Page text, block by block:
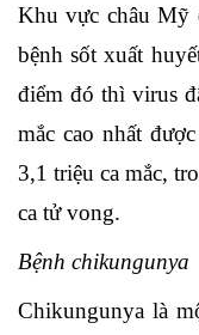
Khu vực châu Mỹ
bệnh sốt xuất
điểm đó thì virus
mắc cao nhất
3,1 triệu ca mắc,
ca tử vong.
Bệnh chikungunya
Chikungunya là